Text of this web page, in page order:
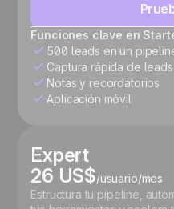
Funciones clave en
500 leads en un
Captura rápida de leads
Notas y recordatorios
Aplicación móvil
Expert
26 US$/usuario/mes
Estructura tu pipeline,